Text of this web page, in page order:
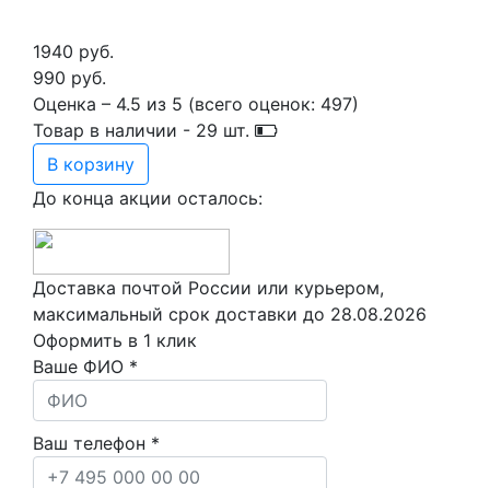
1940 руб.
990 руб.
Оценка – 4.5 из 5 (всего оценок: 497)
Товар в наличии - 29 шт.
В корзину
До конца акции осталось:
Доставка почтой России или курьером,
максимальный срок доставки до 28.08.2026
Оформить в 1 клик
Ваше ФИО *
Ваш телефон *